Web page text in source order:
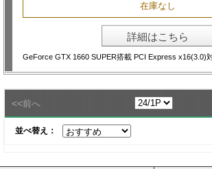
在庫なし
詳細はこちら
GeForce GTX 1660 SUPER搭載 PCI Express x16(3.0)
<<前へ
並べ替え：